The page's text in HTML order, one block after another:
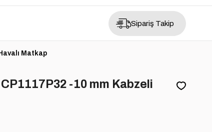
Sipariş Takip
Matkap
-10 mm Kabzeli